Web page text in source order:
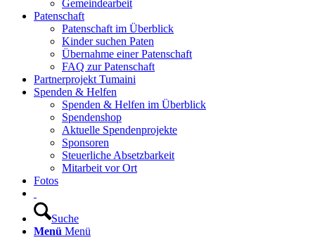
Gemeindearbeit
Patenschaft
Patenschaft im Überblick
Kinder suchen Paten
Übernahme einer Patenschaft
FAQ zur Patenschaft
Partnerprojekt Tumaini
Spenden & Helfen
Spenden & Helfen im Überblick
Spendenshop
Aktuelle Spendenprojekte
Sponsoren
Steuerliche Absetzbarkeit
Mitarbeit vor Ort
Fotos
Suche
Menü Menü